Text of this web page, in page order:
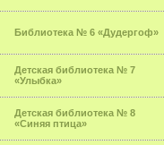
Библиотека № 6 «Дудергоф»
Детская библиотека № 7
«Улыбка»
Детская библиотека № 8
«Синяя птица»